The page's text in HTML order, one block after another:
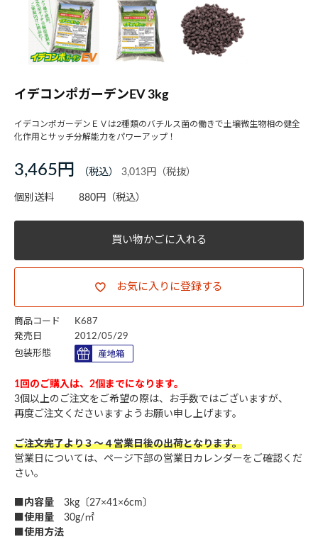
イデコンポガーデンEV 3kg
イデコンポガーデンＥＶは2種類のバチルス菌の働きで土壌微生物相の健全
化作用とサッチ分解能力をパワーアップ！
3,465円 3,013円
商品コード
K687
発売日
2012/05/29
包装形態
1回のご購入は、2個までになります。
3個以上のご注文をご希望の際は、お手数ではございますが、
再度ご注文くださいますようお願い申し上げます。
ご注文完了より３～４営業日後の出荷となります。
営業日については、ページ下部の営業日カレンダーをご確認くだ
さい。
個別送料 880円 （税込）
買い物かごに入れる
お気に入りに登録する
■内容量 3kg〔27×41×6cm〕
■使用量 30g/㎡
■使用方法